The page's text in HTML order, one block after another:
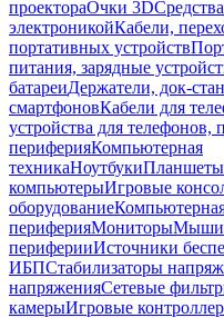
проектораОчки 3D
электроникойКабели,
портативных устройств
питания, зарядные
батареиДержатели, док-
смартфоновКабели для
устройства для телефонов,
периферияКомпьютерная
техникаНоутбукиПланшеты
компьютерыИгровые
оборудование
периферияМониторыМыши
периферииИсточники
ИБПСтабилизаторы
напряженияСетевые
камерыИгровые